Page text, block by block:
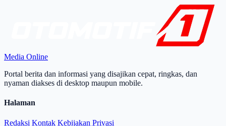
Media Online
Portal berita dan informasi yang disajikan cepat, ringkas, dan
nyaman diakses di desktop maupun mobile.
Halaman
Redaksi Kontak Kebijakan Privasi